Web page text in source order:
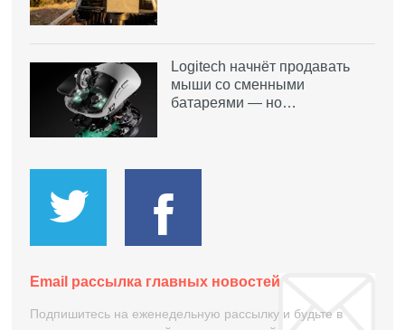
Logitech начнёт продавать
мыши со сменными
батареями — но…
Email рассылка главных новостей
Подпишитесь на еженедельную рассылку и будьте в